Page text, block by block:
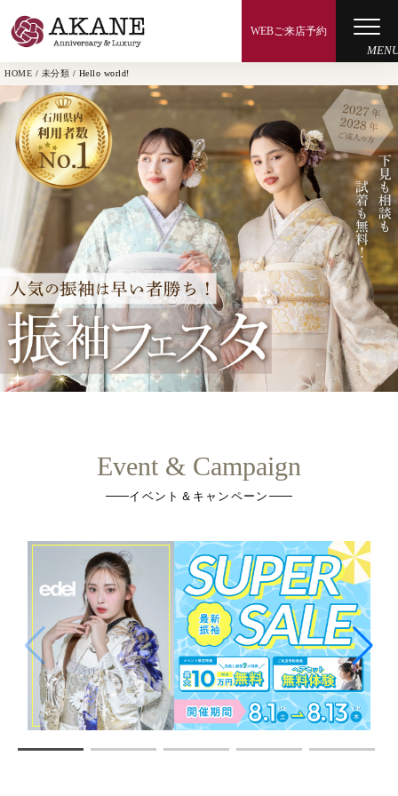
成人式プラン
卒業式プラン
その他のプラン
振袖コレクション
ギャラリー
よくあるご質問
WEBご来店予約
HOME / 未分類 / Hello world!
イベント＆キャンペーン